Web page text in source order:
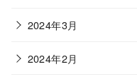
2024年3月
2024年2月